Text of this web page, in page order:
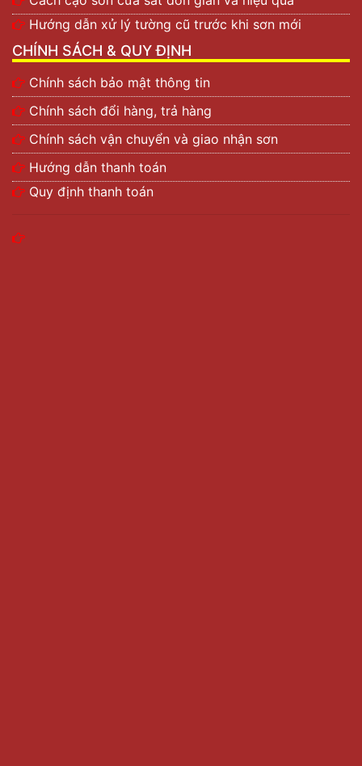
Hướng dẫn xử lý tường cũ trước khi sơn mới
CHÍNH SÁCH & QUY ĐỊNH
Chính sách bảo mật thông tin
Chính sách đổi hàng, trả hàng
Chính sách vận chuyển và giao nhận sơn
Hướng dẫn thanh toán
Quy định thanh toán